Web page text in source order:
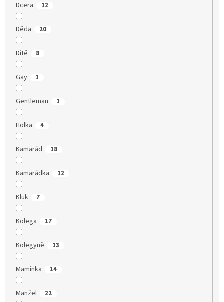
Dcera 12
Děda 20
Dítě 8
Gay 1
Gentleman 1
Holka 4
Kamarád 18
Kamarádka 12
Kluk 7
Kolega 17
Kolegyně 13
Maminka 14
Manžel 22